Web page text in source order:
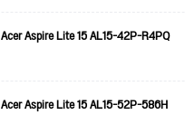
Acer Aspire Lite 15 AL15-42P-R4PQ
Acer Aspire Lite 15 AL15-52P-586H